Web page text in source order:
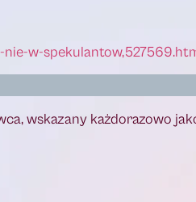
w-
wskazany każdorazowo